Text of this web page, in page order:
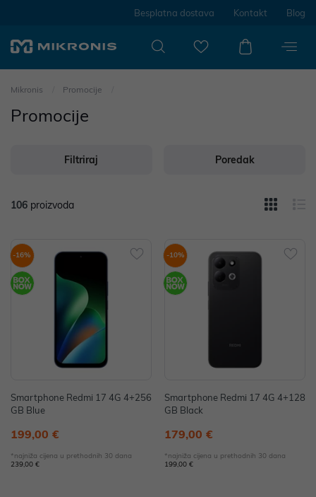
Besplatna dostava Kontakt Blog
Mikronis Promocije
Promocije
Filtriraj Poredak
106 proizvoda
-16%
Smartphone Redmi 17 4G 4+256
GB Blue
199,00 €
*najniža cijena u prethodnih 30 dana
239,00 €
-10%
Smartphone Redmi 17 4G 4+128
GB Black
179,00 €
*najniža cijena u prethodnih 30 dana
199,00 €